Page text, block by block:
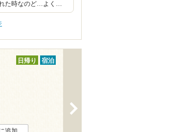
れた時なのど…よく…
日帰り 宿泊